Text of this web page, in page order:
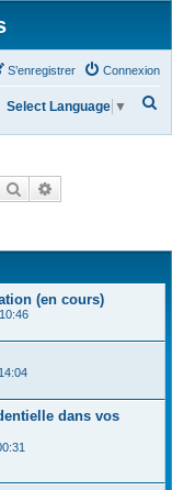
Connexion
S’enregistrer
h
r
Select Language ▼
Rechercher
(en cours)
dans vos